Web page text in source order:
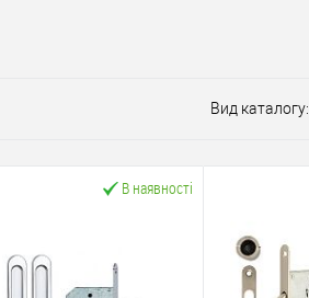
Вид каталогу:
В наявності